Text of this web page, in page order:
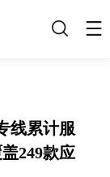
搜
线累计服
249款应